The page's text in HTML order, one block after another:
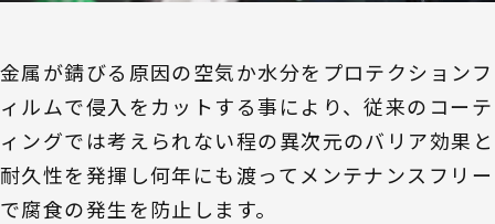
金属が錆びる原因の空気か水分をプロテクションフ
ィルムで侵入をカットする事により、従来のコーテ
ィングでは考えられない程の異次元のバリア効果と
耐久性を発揮し何年にも渡ってメンテナンスフリー
で腐食の発生を防止します。